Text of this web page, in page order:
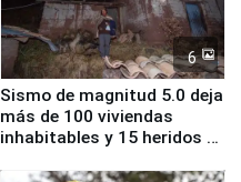
6
Sismo de magnitud 5.0 deja
más de 100 viviendas
inhabitables y 15 heridos en